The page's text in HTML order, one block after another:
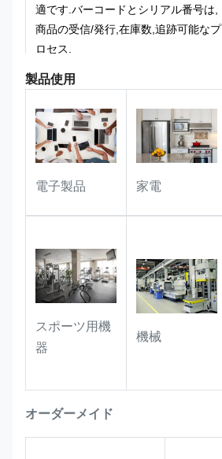
適です.バーコードとシリアル番号は,
商品の受信/発行,在庫数,追跡可能なプ
ロセス.
工業用機器:機械,ハードウェアアクセ
サリー,楽器のラベルに適しています.
油耐性,耐磨性があります.レーベルは,
ワークショップや産業環境での長期使
用中でも,明瞭で読み取れるようにしま
す..
製品使用
電子製品 家電
スポーツ用機
器
機械
オーダーメイド